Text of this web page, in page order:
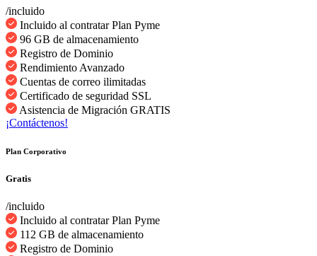
/incluido
Incluido al contratar Plan Pyme
96 GB de almacenamiento
Registro de Dominio
Rendimiento Avanzado
Cuentas de correo ilimitadas
Certificado de seguridad SSL
Asistencia de Migración GRATIS
¡Contáctenos!
Plan Corporativo
Gratis
/incluido
Incluido al contratar Plan Pyme
112 GB de almacenamiento
Registro de Dominio